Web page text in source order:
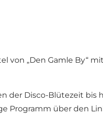
von „Den Gamle By“
Disco-Blütezeit bis
Programm über den